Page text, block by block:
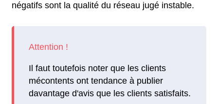
négatifs sont la qualité du réseau jugé instable.
Il faut toutefois noter que les clients
mécontents ont tendance à publier
davantage d'avis que les clients satisfaits.